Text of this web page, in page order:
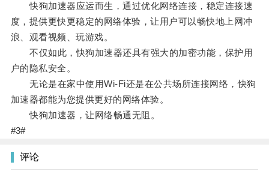
快狗加速器应运而生，通过优化网络连接，稳定连接速
度，提供更快更稳定的网络体验，让用户可以畅快地上网冲
浪、观看视频、玩游戏。
不仅如此，快狗加速器还具有强大的加密功能，保护用
户的隐私安全。
无论是在家中使用Wi-Fi还是在公共场所连接网络，快狗
加速器都能为您提供更好的网络体验。
快狗加速器，让网络畅通无阻。
#3#
评论